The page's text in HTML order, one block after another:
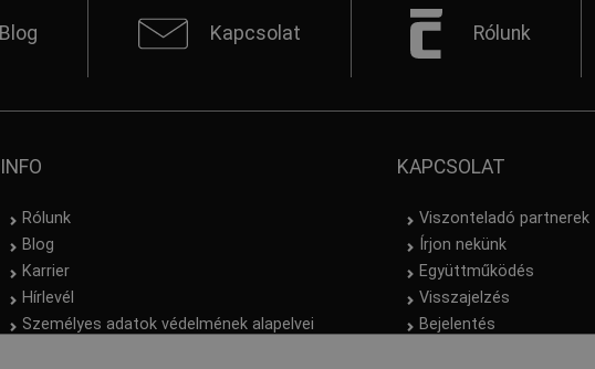
Blog Kapcsolat Rólunk
INFO
Rólunk
Blog
Karrier
Hírlevél
Személyes adatok védelmének alapelvei
KAPCSOLAT
Viszonteladó partnerek
Írjon nekünk
Együttműködés
Visszajelzés
Bejelentés